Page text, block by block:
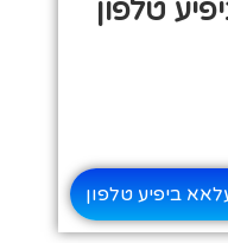
טלפון
ביפיע טלפון